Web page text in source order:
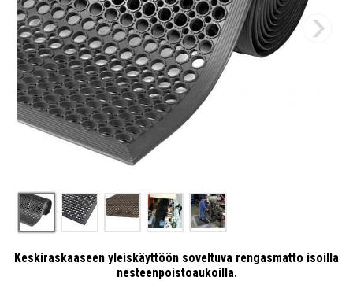
Keskiraskaaseen yleiskäyttöön soveltuva rengasmatto isoilla
nesteenpoistoaukoilla.